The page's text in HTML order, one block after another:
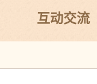
互动交流